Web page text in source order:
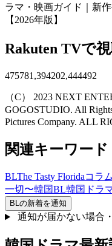
ラマ・映画ガイド｜新
【2026年版】
Rakuten TVで
475781,394202,444492
（C） 2023 NEXT
GOGOSTUDIO. All
Pictures Company. ALL
関連キーワード
BLThe Tasty Floridaコラ
一切〜韓国BL韓国ドラ
BLの新着を通知
通知が届かない場合